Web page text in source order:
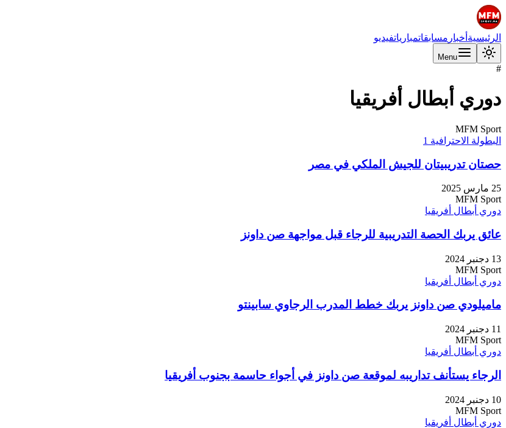
الرئيسية أخبار مسابقاتمبارياتفيديو
Menu
#
دوري أبطال أفريقيا
MFM Sport
البطولة الاحترافية 1
حصتان تدريبيتان للجيش الملكي في مصر
25 مارس 2025
MFM Sport
دوري أبطال أفريقيا
عائق يربك الحصة التدريبية للرجاء قبل مواجهة صن داونز
13 دجنبر 2024
MFM Sport
دوري أبطال أفريقيا
ماميلودي صن داونز يربك خطط المدرب الرجاوي سابينتو
11 دجنبر 2024
MFM Sport
دوري أبطال أفريقيا
الرجاء يستأنف تداريبه لموقعة صن داونز في أجواء حاسمة بجنوب أفريقيا
10 دجنبر 2024
MFM Sport
دوري أبطال أفريقيا